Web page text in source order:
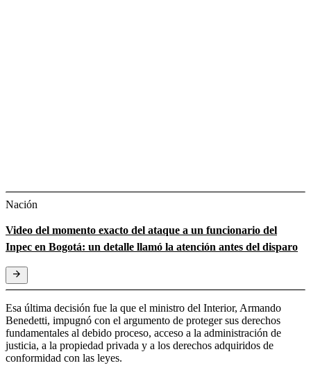
Nación
Video del momento exacto del ataque a un funcionario del
Inpec en Bogotá: un detalle llamó la atención antes del disparo
Esa última decisión fue la que el ministro del Interior, Armando
Benedetti, impugnó con el argumento de proteger sus derechos
fundamentales al debido proceso, acceso a la administración de
justicia, a la propiedad privada y a los derechos adquiridos de
conformidad con las leyes.